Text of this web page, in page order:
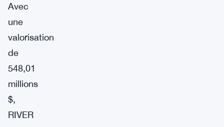
Avec
une
valorisation
de
548,01
millions
$,
RIVER